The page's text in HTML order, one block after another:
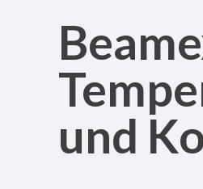
und